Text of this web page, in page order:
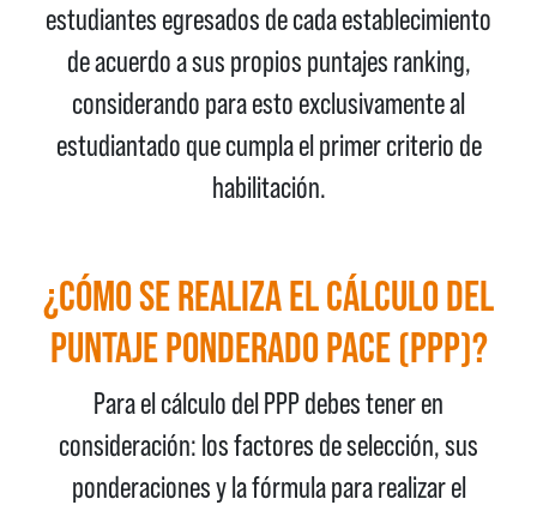
estudiantes egresados de cada establecimiento
de acuerdo a sus propios puntajes ranking,
considerando para esto exclusivamente al
estudiantado que cumpla el primer criterio de
habilitación.
¿CÓMO SE REALIZA EL CÁLCULO DEL
PUNTAJE PONDERADO PACE (PPP)?
Para el cálculo del PPP debes tener en
consideración: los factores de selección, sus
ponderaciones y la fórmula para realizar el